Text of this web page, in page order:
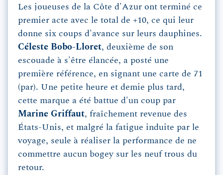
Les joueuses de la Côte d'Azur ont terminé ce
premier acte avec le total de +10, ce qui leur
donne six coups d'avance sur leurs dauphines.
Céleste Bobo-Lloret, deuxième de son
escouade à s'être élancée, a posté une
première référence, en signant une carte de 71
(par). Une petite heure et demie plus tard,
cette marque a été battue d'un coup par
Marine Griffaut, fraîchement revenue des
États-Unis, et malgré la fatigue induite par le
voyage, seule à réaliser la performance de ne
commettre aucun bogey sur les neuf trous du
retour.